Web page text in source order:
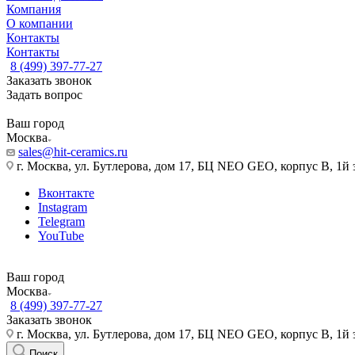
Компания
О компании
Контакты
Контакты
8 (499) 397-77-27
Заказать звонок
Задать вопрос
Ваш город
Москва
sales@hit-ceramics.ru
г. Москва, ул. Бутлерова, дом 17, БЦ NEO GEO, корпус В, 1й
Вконтакте
Instagram
Telegram
YouTube
Ваш город
Москва
8 (499) 397-77-27
Заказать звонок
г. Москва, ул. Бутлерова, дом 17, БЦ NEO GEO, корпус В, 1й